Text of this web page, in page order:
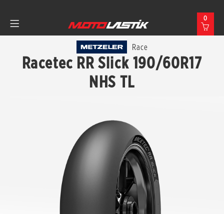
0
Race
Racetec RR Slick 190/60R17
NHS TL